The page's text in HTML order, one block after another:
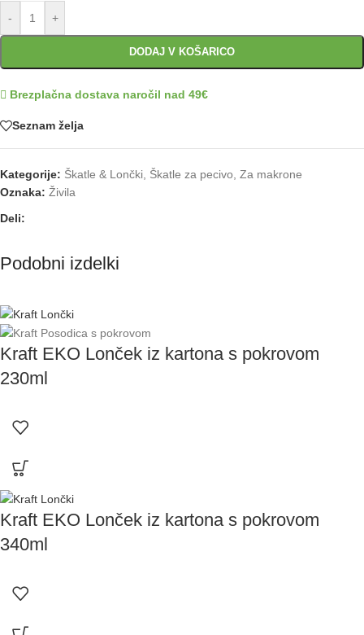
- +
DODAJ V KOŠARICO
Brezplačna dostava naročil nad 49€
Seznam želja
Kategorije: Škatle & Lončki Škatle za pecivo Za makrone
Oznaka: Živila
Deli:
Podobni izdelki
Kraft EKO Lonček iz kartona s pokrovom
230ml
Kraft EKO Lonček iz kartona s pokrovom
340ml